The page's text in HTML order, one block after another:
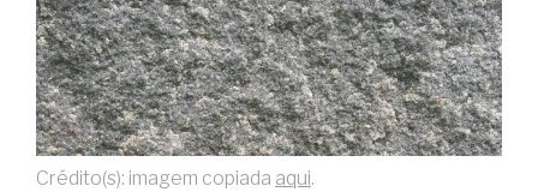
Crédito(s): imagem copiada aqui.